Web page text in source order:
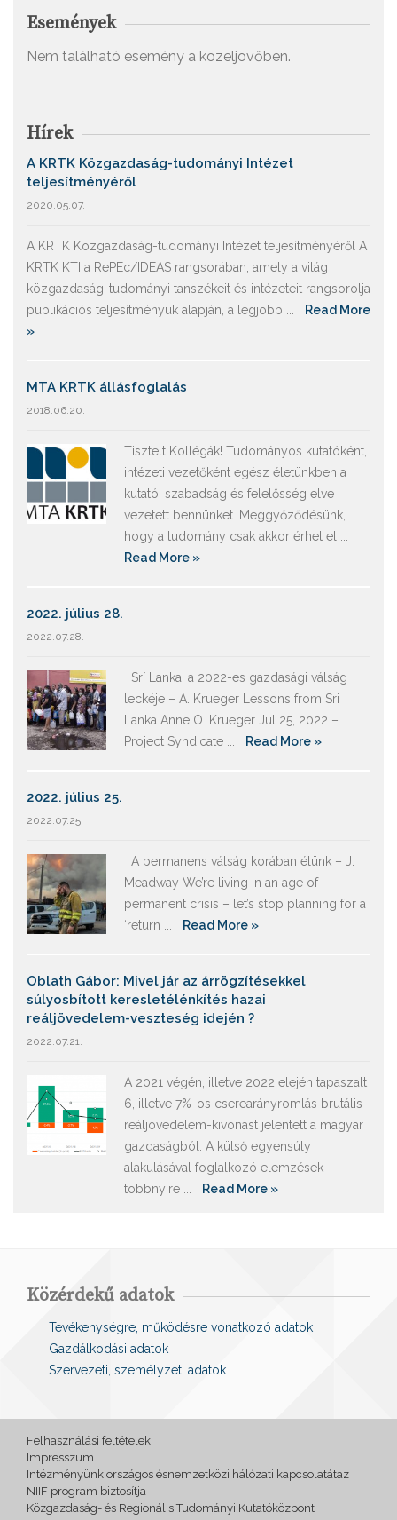
Események
Nem található esemény a közeljövőben.
Hírek
A KRTK Közgazdaság-tudományi Intézet
teljesítményéről
2020.05.07.
A KRTK Közgazdaság-tudományi Intézet teljesítményéről A
KRTK KTI a RePEc/IDEAS rangsorában, amely a világ
közgazdaság-tudományi tanszékeit és intézeteit rangsorolja
publikációs teljesítményük alapján, a legjobb ...
Read More
»
MTA KRTK állásfoglalás
2018.06.20.
Tisztelt Kollégák! Tudományos kutatóként,
intézeti vezetőként egész életünkben a
kutatói szabadság és felelősség elve
vezetett bennünket. Meggyőződésünk,
hogy a tudomány csak akkor érhet el ...
Read More »
2022. július 28.
2022.07.28.
Srí Lanka: a 2022-es gazdasági válság
leckéje – A. Krueger Lessons from Sri
Lanka Anne O. Krueger Jul 25, 2022 –
Project Syndicate ...
Read More »
2022. július 25.
2022.07.25.
A permanens válság korában élünk – J.
Meadway We’re living in an age of
permanent crisis – let’s stop planning for a
‘return ...
Read More »
Oblath Gábor: Mivel jár az árrögzítésekkel
súlyosbított keresletélénkítés hazai
reáljövedelem-veszteség idején ?
2022.07.21.
A 2021 végén, illetve 2022 elején tapaszalt
6, illetve 7%-os cserearányromlás brutális
reáljövedelem-kivonást jelentett a magyar
gazdaságból. A külső egyensúly
alakulásával foglalkozó elemzések
többnyire ...
Read More »
Közérdekű adatok
Tevékenységre, működésre vonatkozó adatok
Gazdálkodási adatok
Szervezeti, személyzeti adatok
Felhasználási feltételek
Impresszum
Intézményünk országos ésnemzetközi hálózati kapcsolatátaz
NIIF program biztosítja
Közgazdaság- és Regionális Tudományi Kutatóközpont